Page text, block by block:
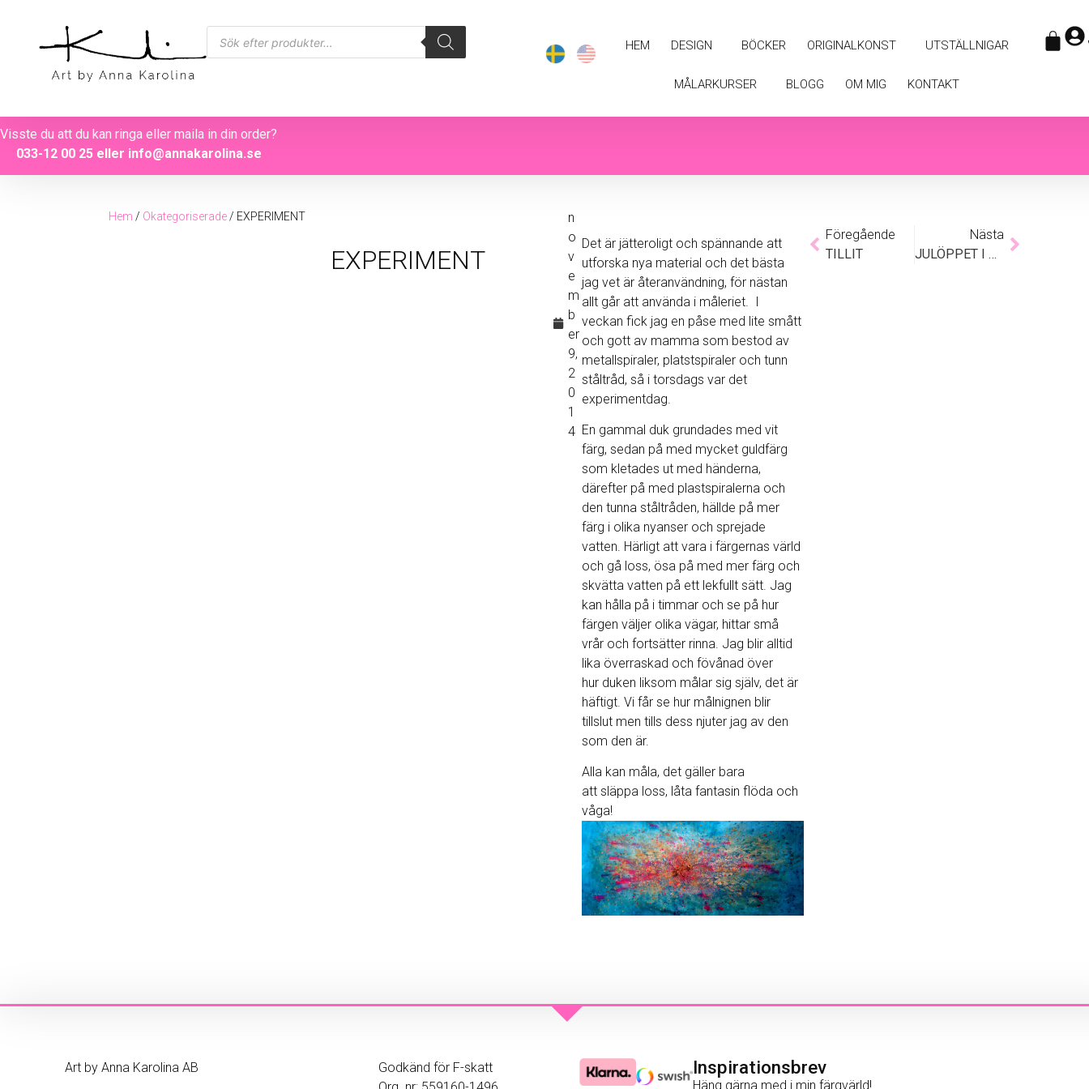
HEM DESIGN BÖCKER ORIGINALKONST UTSTÄLLNIGAR
MÅLARKURSER BLOGG OM MIG KONTAKT
Visste du att du kan ringa eller maila in din order?
033-12 00 25eller info@annakarolina.se
Hem / Okategoriserade / EXPERIMENT
EXPERIMENT
n
o
v
e
m
b
er
9,
2
0
1
4
Det är jätteroligt och spännande att
utforska nya material och det bästa
jag vet är återanvändning, för nästan
allt går att använda i måleriet. I
veckan fick jag en påse med lite smått
och gott av mamma som bestod av
metallspiraler, platstspiraler och tunn
ståltråd, så i torsdags var det
experimentdag.
En gammal duk grundades med vit
färg, sedan på med mycket guldfärg
som kletades ut med händerna,
därefter på med plastspiralerna och
den tunna ståltråden, hällde på mer
färg i olika nyanser och sprejade
vatten. Härligt att vara i färgernas värld
och gå loss, ösa på med mer färg och
skvätta vatten på ett lekfullt sätt. Jag
kan hålla på i timmar och se på hur
färgen väljer olika vägar, hittar små
vrår och fortsätter rinna. Jag blir alltid
lika överraskad och fövånad över
hur duken liksom målar sig själv, det är
häftigt. Vi får se hur målnignen blir
tillslut men tills dess njuter jag av den
som den är.
Alla kan måla, det gäller bara
att släppa loss, låta fantasin flöda och
våga!
Föregående
TILLIT
Nästa
JULÖPPET I GALLERIET
Art by Anna Karolina AB
Godkänd för F-skatt
Inspirationsbrev
Häng gärna med i min färgvärld!